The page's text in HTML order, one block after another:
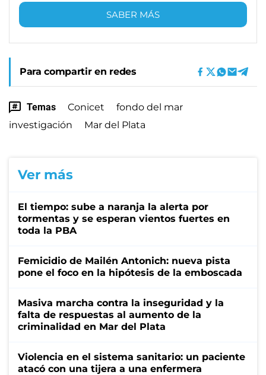
SABER MÁS
Para compartir en redes
Temas Conicet
fondo del mar
investigación
Mar del Plata
Ver más
El tiempo: sube a naranja la alerta por
tormentas y se esperan vientos fuertes en
toda la PBA
Femicidio de Mailén Antonich: nueva pista
pone el foco en la hipótesis de la emboscada
Masiva marcha contra la inseguridad y la
falta de respuestas al aumento de la
criminalidad en Mar del Plata
Violencia en el sistema sanitario: un paciente
atacó con una tijera a una enfermera